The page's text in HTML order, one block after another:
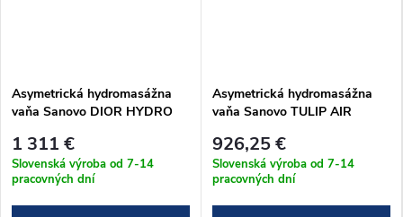
Asymetrická hydromasážna
vaňa Sanovo DIOR HYDRO
1 311 €
Slovenská výroba od 7-14
pracovných dní
Asymetrická hydromasážna
vaňa Sanovo TULIP AIR
926,25 €
Slovenská výroba od 7-14
pracovných dní